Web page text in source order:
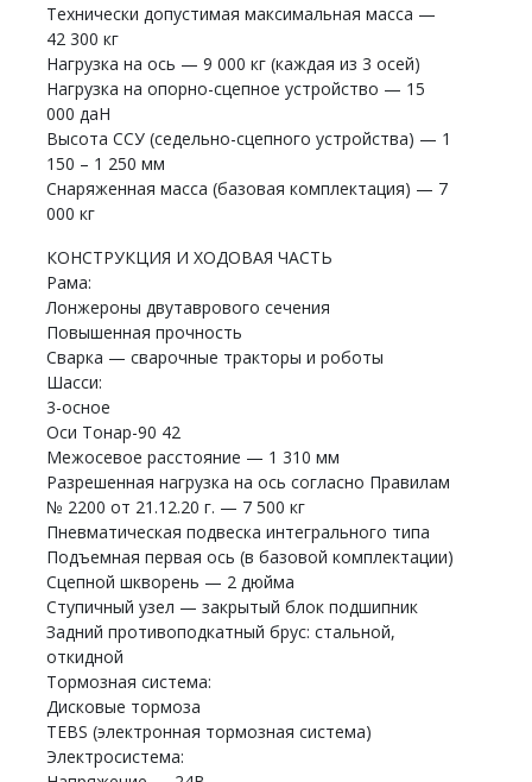
Технически допустимая максимальная масса —
42 300 кг
Нагрузка на ось — 9 000 кг (каждая из 3 осей)
Нагрузка на опорно-сцепное устройство — 15
000 даН
Высота ССУ (седельно-сцепного устройства) — 1
150 – 1 250 мм
Снаряженная масса (базовая комплектация) — 7
000 кг
КОНСТРУКЦИЯ И ХОДОВАЯ ЧАСТЬ
Рама:
Лонжероны двутаврового сечения
Повышенная прочность
Сварка — сварочные тракторы и роботы
Шасси:
3-осное
Оси Тонар-90 42
Межосевое расстояние — 1 310 мм
Разрешенная нагрузка на ось согласно Правилам
№ 2200 от 21.12.20 г. — 7 500 кг
Пневматическая подвеска интегрального типа
Подъемная первая ось (в базовой комплектации)
Сцепной шкворень — 2 дюйма
Ступичный узел — закрытый блок подшипник
Задний противоподкатный брус: стальной,
откидной
Тормозная система:
Дисковые тормоза
TEBS (электронная тормозная система)
Электросистема: